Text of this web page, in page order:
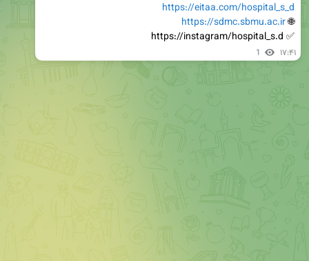
https://eitaa.com/hospital_s_d
🌐
https://sdmc.sbmu.ac.ir
✅ https://instagram/hospital_s.d
1 ۱۷:۴۱